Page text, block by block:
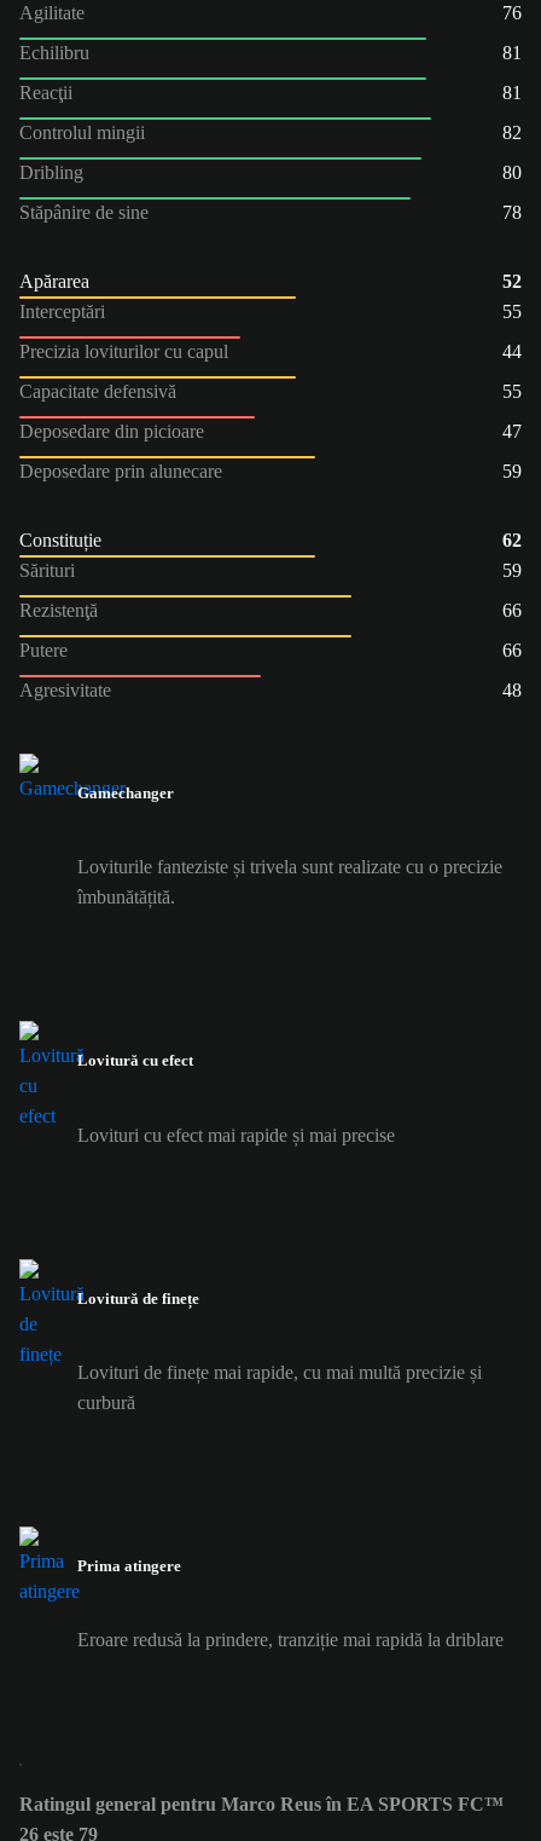
Agilitate
76
Echilibru
81
Reacţii
81
Controlul mingii
82
Dribling
80
Stăpânire de sine
78
Apărarea
52
Interceptări
55
Precizia loviturilor cu capul
44
Capacitate defensivă
55
Deposedare din picioare
47
Deposedare prin alunecare
59
Constituție
62
Sărituri
59
Rezistenţă
66
Putere
66
Agresivitate
48
Gamechanger
Loviturile fanteziste și trivela sunt realizate cu o precizie
îmbunătățită.
Lovitură cu efect
Lovituri cu efect mai rapide și mai precise
Lovitură de finețe
Lovituri de finețe mai rapide, cu mai multă precizie și
curbură
Prima atingere
Eroare redusă la prindere, tranziție mai rapidă la driblare
Ratingul general pentru Marco Reus în EA SPORTS FC™
26 este 79